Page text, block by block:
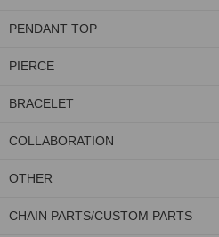
PENDANT TOP
PIERCE
BRACELET
COLLABORATION
OTHER
CHAIN PARTS/CUSTOM PARTS